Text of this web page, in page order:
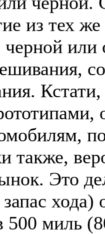
из тех
или
также,
Это
500 миль